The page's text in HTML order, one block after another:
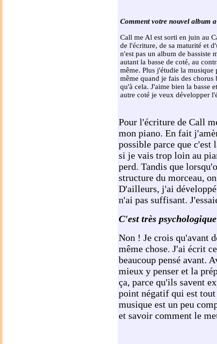
Comment votre nouvel album
Call me Al est sorti en juin au
de l'écriture, de sa maturité et
n'est pas un album de bassiste
autant la basse de coté, au
même. Plus j'étudie la musique
même quand je fais des
qu'à cela. J'aime bien la basse
autre coté je veux développer
Pour l'écriture de Call
mon piano. En fait
possible parce que c'est
si je vais trop loin au
perd. Tandis que
structure du morceau,
D'ailleurs, j'ai
n'ai pas suffisant.
C'est très
Non ! Je crois qu'avant
même chose. J'ai écrit
beaucoup pensé avant.
mieux y penser et la
ça, parce qu'ils savent
point négatif qui est
musique est un peu
et savoir comment le